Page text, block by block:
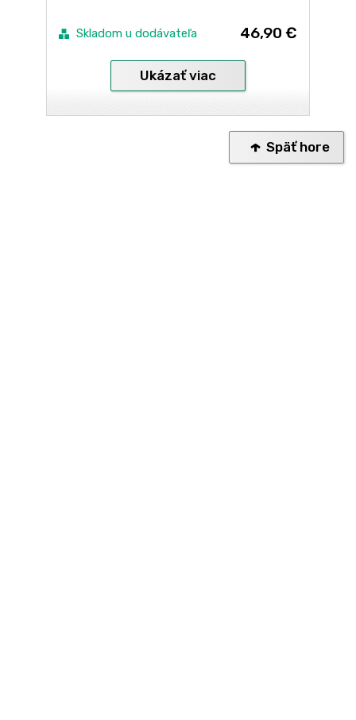
Skladom u dodávateľa 46,90 €
Ukázať viac
Späť hore